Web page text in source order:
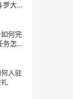
大陆
何完
务怎么
入驻